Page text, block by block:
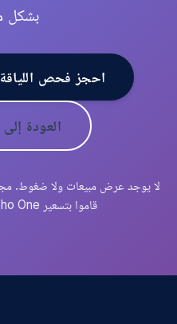
بشكل
احجز فحص
العودة إلى Zoho 101
لا يوجد عرض مبيعات ولا ضغوط.
قاموا بتسعير Zoho One لأكثر من 60 شركة.